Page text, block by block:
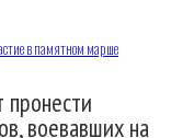
в памятном марше
воевавших на